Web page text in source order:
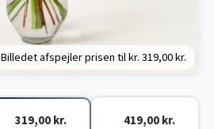
Billedet afspejler prisen til kr. 319,00 kr.
319,00 kr. 419,00 kr.